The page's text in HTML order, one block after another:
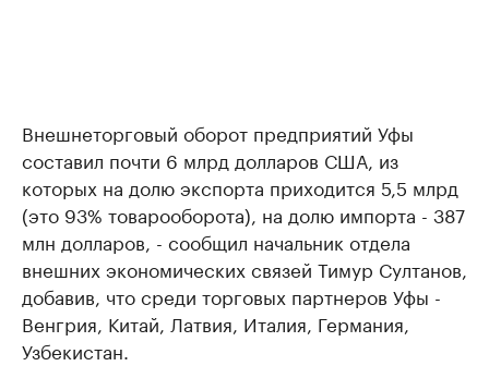
Внешнеторговый оборот предприятий Уфы
составил почти 6 млрд долларов США, из
которых на долю экспорта приходится 5,5 млрд
(это 93% товарооборота), на долю импорта - 387
млн долларов, - сообщил начальник отдела
внешних экономических связей Тимур Султанов,
добавив, что среди торговых партнеров Уфы -
Венгрия, Китай, Латвия, Италия, Германия,
Узбекистан.